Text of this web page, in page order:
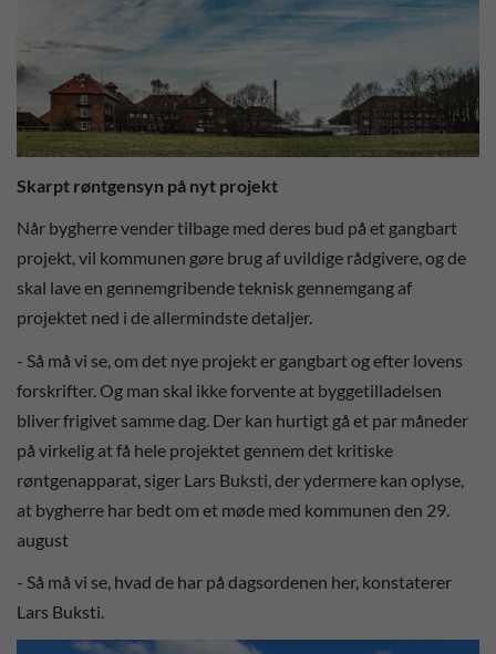
Skarpt røntgensyn på nyt projekt
Når bygherre vender tilbage med deres bud på et gangbart
projekt, vil kommunen gøre brug af uvildige rådgivere, og de
skal lave en gennemgribende teknisk gennemgang af
projektet ned i de allermindste detaljer.
- Så må vi se, om det nye projekt er gangbart og efter lovens
forskrifter. Og man skal ikke forvente at byggetilladelsen
bliver frigivet samme dag. Der kan hurtigt gå et par måneder
på virkelig at få hele projektet gennem det kritiske
røntgenapparat, siger Lars Buksti, der ydermere kan oplyse,
at bygherre har bedt om et møde med kommunen den 29.
august
- Så må vi se, hvad de har på dagsordenen her, konstaterer
Lars Buksti.